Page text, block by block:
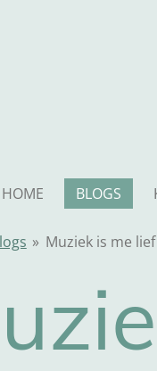
HOME BLOGS
» Muziek is me lief